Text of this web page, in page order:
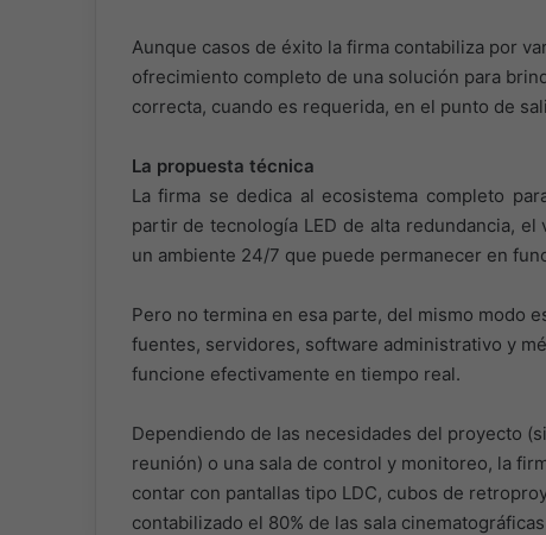
Aunque casos de éxito la firma contabiliza por
ofrecimiento completo de una solución para
correcta, cuando es requerida, en el punto de
La propuesta técnica
La firma se dedica al ecosistema completo
partir de tecnología LED de alta redundancia,
un ambiente 24/7 que puede permanecer en
Pero no termina en esa parte, del mismo modo
fuentes, servidores, software administrativo y
funcione efectivamente en tiempo real.
Dependiendo de las necesidades del proyecto
reunión) o una sala de control y monitoreo, la
contar con pantallas tipo LDC, cubos de
contabilizado el 80% de las sala